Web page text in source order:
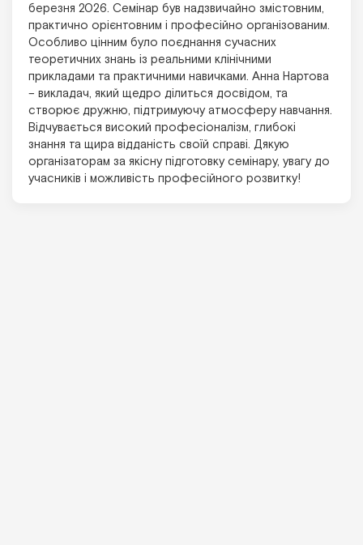
березня 2026. Семінар був надзвичайно змістовним,
практично орієнтовним і професійно організованим.
Особливо цінним було поєднання сучасних
теоретичних знань із реальними клінічними
прикладами та практичними навичками. Анна Нартова
– викладач, який щедро ділиться досвідом, та
створює дружню, підтримуючу атмосферу навчання.
Відчувається високий професіоналізм, глибокі
знання та щира відданість своїй справі. Дякую
організаторам за якісну підготовку семінару, увагу до
учасників і можливість професійного розвитку!